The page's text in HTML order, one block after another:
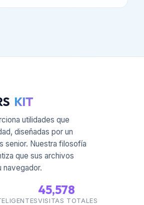
KIT
utilidades que
diseñadas por un
senior. Nuestra filosofía
que sus archivos
navegador.
45,578
VISITAS TOTALES